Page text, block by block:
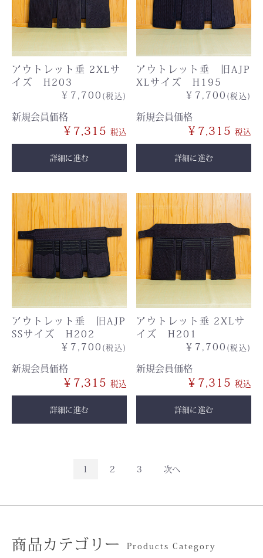
アウトレット垂 2XLサ
イズ H203
￥7,700 (税込)
新規会員価格
￥7,315
詳細に進む
アウトレット垂 旧AJP
XLサイズ H195
￥7,700 (税込)
新規会員価格
￥7,315
詳細に進む
アウトレット垂 旧AJP
SSサイズ H202
￥7,700 (税込)
新規会員価格
￥7,315
詳細に進む
アウトレット垂 2XLサ
イズ H201
￥7,700 (税込)
新規会員価格
￥7,315
詳細に進む
1 2 3 次へ
商品カテゴリー Products Category